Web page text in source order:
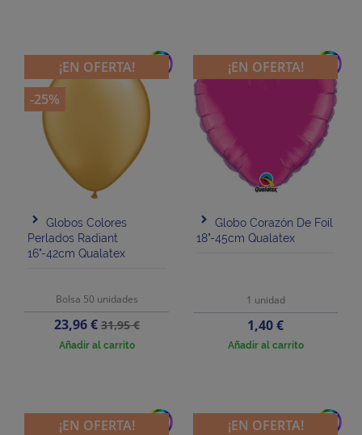
add
Globos Colores
Perlados Radiant
16"-42cm Qualatex
Bolsa 50 unidades
Precio
23,96 €Precio
base
31,95 €
Añadir al carrito
¡EN OFERTA!
-25%
add
Globo Corazón De Foil
18"-45cm Qualatex
1 unidad
Precio
1,40 €
Añadir al carrito
¡EN OFERTA!
add
¡EN OFERTA!
add
¡EN OFERTA!